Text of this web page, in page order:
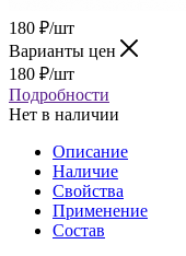
180 ₽/шт
Варианты цен
180 ₽/шт
Подробности
Нет в наличии
Описание
Наличие
Свойства
Применение
Состав